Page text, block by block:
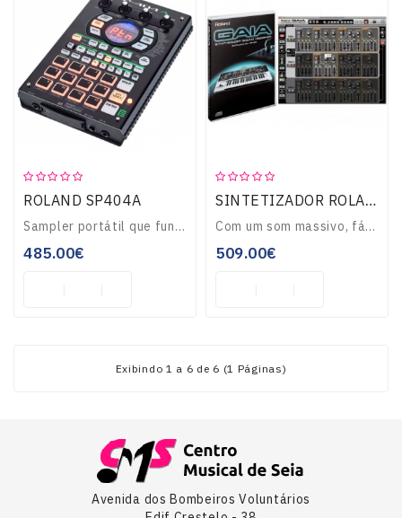
ROLAND SP404A
Sampler portátil que funciona com 6 pilhas AA ou transformador, microfone incorporado, entrada de microfone externo, 20 efeitos DSP, 3 controladores em tempo re..
485.00€
SINTETIZADOR ROLAND SH-01 GAIA
Com um som massivo, fácil manuseio, e custo-benefício excelente, o GAIA SH-01 é um sintetizador moderno com todo o charme da escola analógica. Um chip poderoso ..
509.00€
Exibindo 1 a 6 de 6 (1 Páginas)
Avenida dos Bombeiros Voluntários